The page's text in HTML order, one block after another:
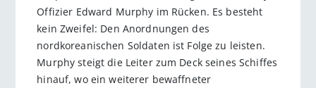
Offizier Edward Murphy im Rücken. Es besteht
kein Zweifel: Den Anordnungen des
nordkoreanischen Soldaten ist Folge zu leisten.
Murphy steigt die Leiter zum Deck seines Schiffes
hinauf, wo ein weiterer bewaffneter